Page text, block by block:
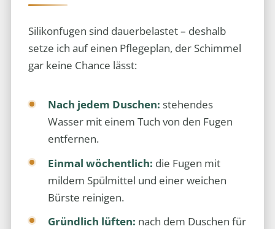
Silikonfugen sind dauerbelastet – deshalb
setze ich auf einen Pflegeplan, der Schimmel
gar keine Chance lässt:
Nach jedem Duschen: stehendes
Wasser mit einem Tuch von den Fugen
entfernen.
Einmal wöchentlich: die Fugen mit
mildem Spülmittel und einer weichen
Bürste reinigen.
Gründlich lüften: nach dem Duschen für